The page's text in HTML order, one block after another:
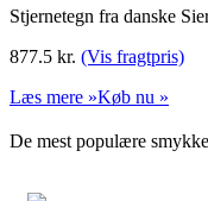
Stjernetegn fra danske
877.5 kr. (Vis fragtpris)
Læs mere »Køb nu »
De mest populære